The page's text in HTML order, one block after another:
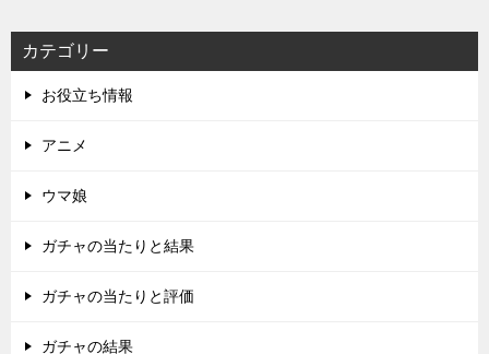
カテゴリー
お役立ち情報
アニメ
ウマ娘
ガチャの当たりと結果
ガチャの当たりと評価
ガチャの結果